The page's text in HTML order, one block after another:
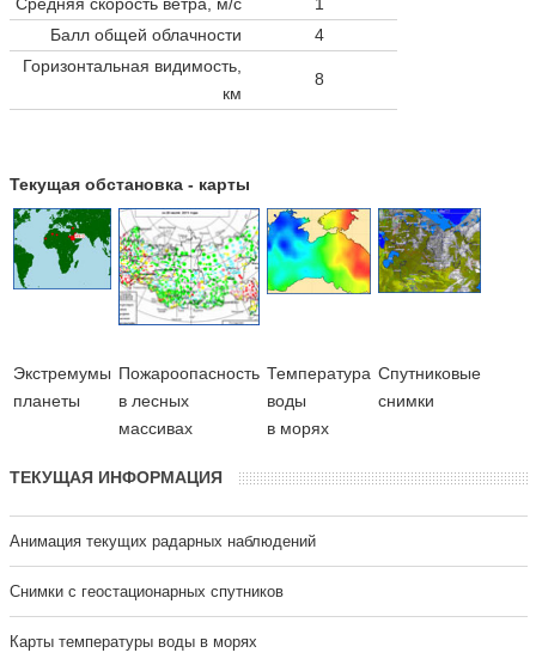
Балл общей облачности
4
Горизонтальная видимость,
км
8
Текущая обстановка - карты
Экстремумы
планеты
Пожароопасность
в лесных
массивах
Температура
воды
в морях
Cпутниковые
снимки
ТЕКУЩАЯ ИНФОРМАЦИЯ
Анимация текущих радарных наблюдений
Cнимки с геостационарных спутников
Карты температуры воды в морях